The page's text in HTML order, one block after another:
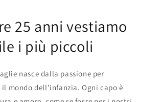
25 anni vestiamo
i più piccoli
nasce dalla passione per
il mondo dell’infanzia. Ogni capo è